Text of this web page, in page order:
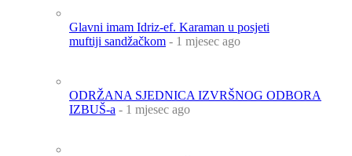
Glavni imam Idriz-ef. Karaman u posjeti
muftiji sandžačkom - 1 mjesec ago
ODRŽANA SJEDNICA IZVRŠNOG ODBORA
IZBUŠ-a - 1 mjesec ago